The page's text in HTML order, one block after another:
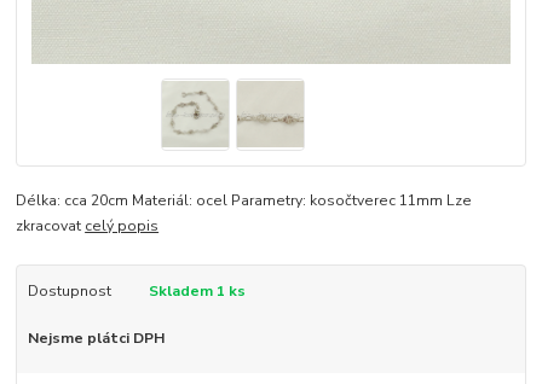
Délka: cca 20cm Materiál: ocel Parametry: kosočtverec 11mm Lze
zkracovat celý popis
Dostupnost Skladem 1 ks
Nejsme plátci DPH